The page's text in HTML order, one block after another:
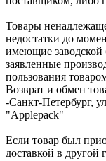
Товары
недостатки до
имеющие заводской
заявленные
пользования
Возврат и обмен
-Санкт-Петербург,
"Applepack"
Если товар был
доставкой в другой